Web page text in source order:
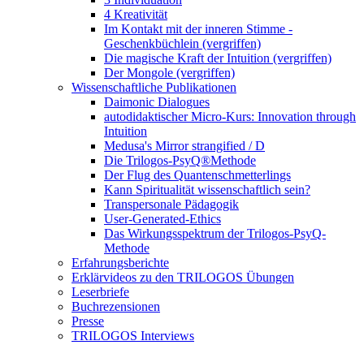
4 Kreativität
Im Kontakt mit der inneren Stimme -
Geschenkbüchlein (vergriffen)
Die magische Kraft der Intuition (vergriffen)
Der Mongole (vergriffen)
Wissenschaftliche Publikationen
Daimonic Dialogues
autodidaktischer Micro-Kurs: Innovation through
Intuition
Medusa's Mirror strangified / D
Die Trilogos-PsyQ®Methode
Der Flug des Quantenschmetterlings
Kann Spiritualität wissenschaftlich sein?
Transpersonale Pädagogik
User-Generated-Ethics
Das Wirkungsspektrum der Trilogos-PsyQ-
Methode
Erfahrungsberichte
Erklärvideos zu den TRILOGOS Übungen
Leserbriefe
Buchrezensionen
Presse
TRILOGOS Interviews